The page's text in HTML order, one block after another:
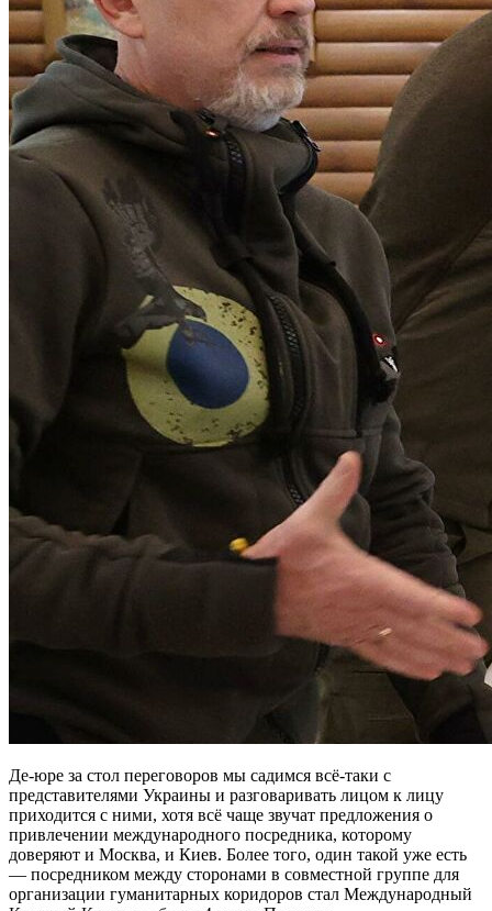
Де-юре за стол переговоров мы садимся всё-таки с
представителями Украины и разговаривать лицом к лицу
приходится с ними, хотя всё чаще звучат предложения о
привлечении международного посредника, которому
доверяют и Москва, и Киев. Более того, один такой уже есть
— посредником между сторонами в совместной группе для
организации гуманитарных коридоров стал Международный